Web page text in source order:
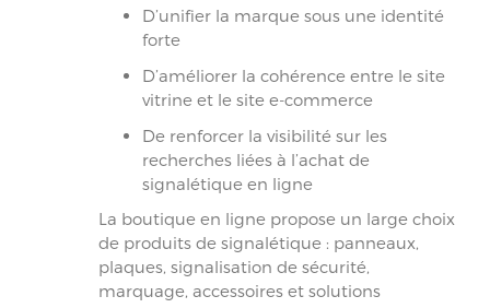
D’unifier la marque sous une identité
forte
D’améliorer la cohérence entre le site
vitrine et le site e-commerce
De renforcer la visibilité sur les
recherches liées à l’achat de
signalétique en ligne
La boutique en ligne propose un large choix
de produits de signalétique : panneaux,
plaques, signalisation de sécurité,
marquage, accessoires et solutions